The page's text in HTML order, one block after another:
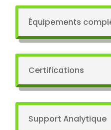
Équipements
Certifications
Support Analytique